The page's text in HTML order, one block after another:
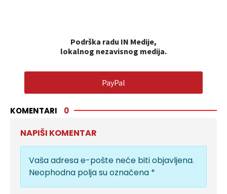
Podrška radu IN Medije,
lokalnog nezavisnog medija.
PayPal
KOMENTARI 0
NAPIŠI KOMENTAR
Vaša adresa e-pošte neće biti objavljena.
Neophodna polja su označena *